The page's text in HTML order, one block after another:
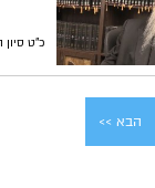
כ"ט סיון
הבא >>